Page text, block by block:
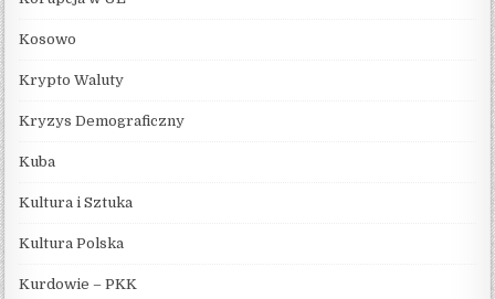
Kosowo
Krypto Waluty
Kryzys Demograficzny
Kuba
Kultura i Sztuka
Kultura Polska
Kurdowie – PKK